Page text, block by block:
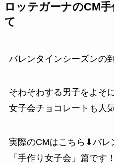
ロッテガーナのCM
て
バレンタインシーズンの
そわそわする男子をよそ
女子会チョコレートも人
実際のCMはこちら⬇バレ
「手作り女子会」篇です！